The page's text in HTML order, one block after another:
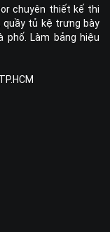
chuyên thiết kế thi
quầy tủ kệ trưng bày
phố. Làm bảng hiệu